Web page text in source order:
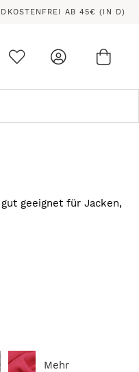
AB 45€ (IN D)
geeignet für Jacken,
Mehr